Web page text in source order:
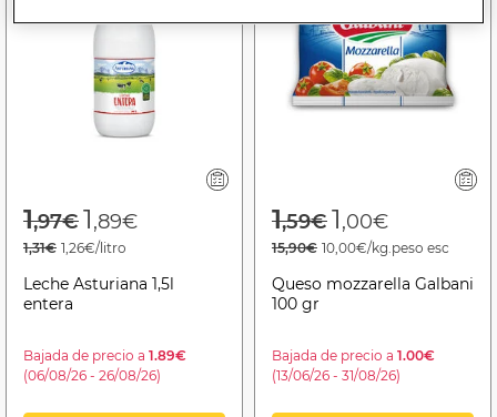
Price reduced from
1,97€to
1,89€
1,31€ 1,26€/litro
Leche Asturiana 1,5l
entera
Bajada de precio a 1.89€
(06/08/26 - 26/08/26)
Price reduced
1,59€to
1,00€
15,90€ 10,00€/kg.peso esc
Queso mozzarella Galbani
100 gr
Bajada de precio a 1.00€
(13/06/26 - 31/08/26)